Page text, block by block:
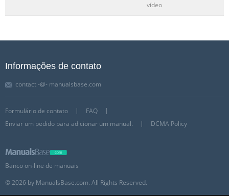
vídeo
Informações de contato
contact -@- manualsbase.com
Formulário de contato
FAQ
Enviar um pedido para adicionar um manual.
DCMA Policy
Banco on-line de manuais
© 2026 by ManualsBase.com. All Rights Reserved.